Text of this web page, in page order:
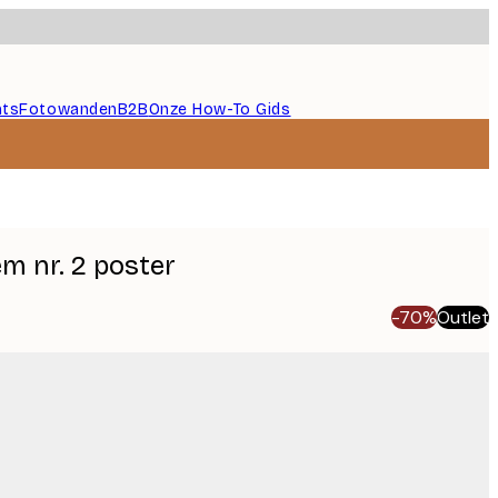
FotowandenB2BOnze How-To Gids
nr. 2 poster
-70%Outlet